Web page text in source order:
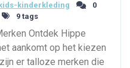
kinderkleding
0
9 tags
Ontdek Hippe
aankomt op het kiezen
er talloze merken die